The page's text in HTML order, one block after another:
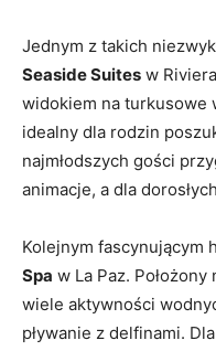
Jednym z takich
Seaside Suites w
widokiem na turkusowe
idealny dla rodzin
najmłodszych gości
animacje, a dla
Kolejnym fascynującym
Spa w La Paz.
wiele aktywności
pływanie z delfinami.